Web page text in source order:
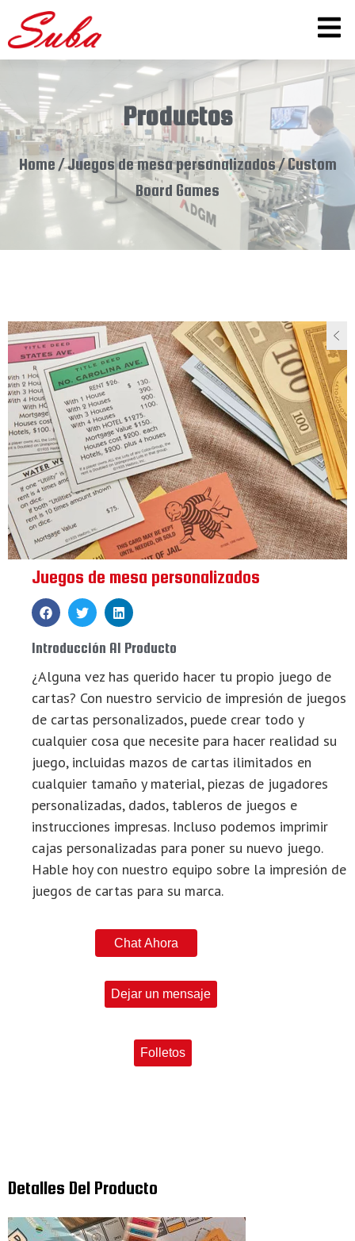
Productos
Home /Juegos de mesa personalizados/ Custom
Board Games
Juegos de mesa personalizados
Introducción Al Producto
¿Alguna vez has querido hacer tu propio juego de
cartas? Con nuestro servicio de impresión de juegos
de cartas personalizados, puede crear todo y
cualquier cosa que necesite para hacer realidad su
juego, incluidas mazos de cartas ilimitados en
cualquier tamaño y material, piezas de jugadores
personalizadas, dados, tableros de juegos e
instrucciones impresas. Incluso podemos imprimir
cajas personalizadas para poner su nuevo juego.
Hable hoy con nuestro equipo sobre la impresión de
juegos de cartas para su marca.
Chat Ahora
Dejar un mensaje
Folletos
Detalles Del Producto